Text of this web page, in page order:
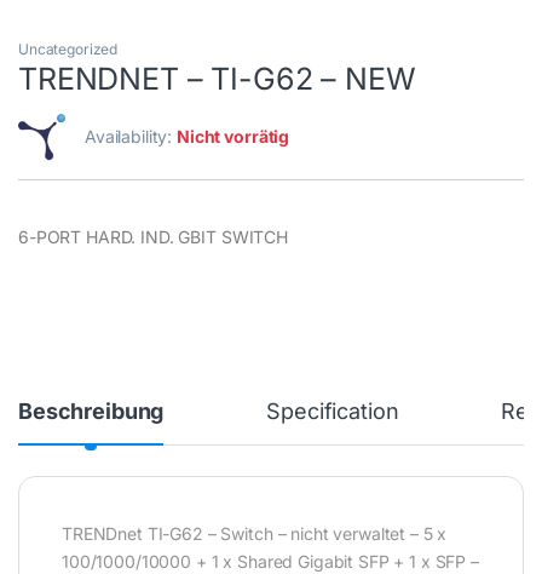
Uncategorized
TRENDNET – TI-G62 – NEW
Availability: Nicht vorrätig
6-PORT HARD. IND. GBIT SWITCH
Beschreibung Specification
TRENDnet TI-G62 – Switch – nicht verwaltet – 5 x
100/1000/10000 + 1 x Shared Gigabit SFP + 1 x SFP –